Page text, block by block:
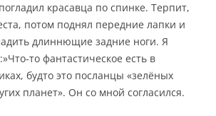
красавца по спинке. Терпит,
потом поднял передние лапки и
длиннющие задние ноги. Я
то фантастическое есть в
будто это посланцы «зелёных
планет». Он со мной согласился.